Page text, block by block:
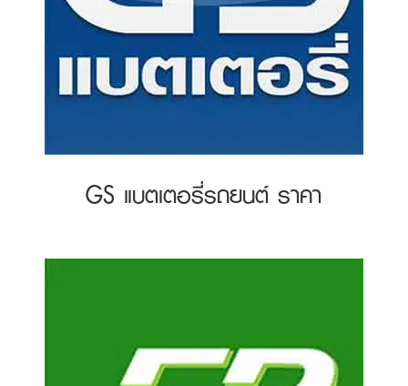
GS แบตเตอรี่รถยนต์ ราคา